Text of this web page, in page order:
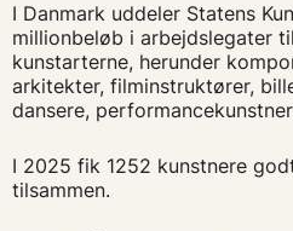
I Danmark uddeler Statens
millionbeløb i arbejdslegater
kunstarterne, herunder
arkitekter, filminstruktører,
dansere,
I 2025 fik 1252 kunstnere
tilsammen.